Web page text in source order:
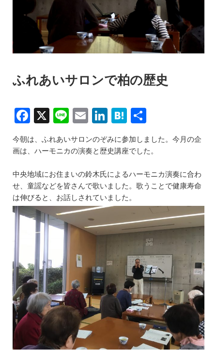
ふれあいサロンで柏の歴史
F
a
c
b
o
o
k
X Li
n
e
E
m
ai
Li
n
k
e
dI
n
H
at
e
a
有
今朝は、ふれあいサロンのぞみに参加しました。今月の企
画は、ハーモニカの演奏と歴史講座でした。
中央地域にお住まいの鈴木氏によるハーモニカ演奏に合わ
せ、童謡などを皆さんで歌いました。歌うことで健康寿命
は伸びると、お話しされていました。